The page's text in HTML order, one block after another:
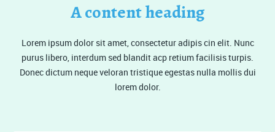
A content heading
Lorem ipsum dolor sit amet, consectetur adipis cin elit. Nunc
purus libero, interdum sed blandit acp retium facilisis turpis.
Donec dictum neque veloran tristique egestas nulla mollis dui
lorem dolor.